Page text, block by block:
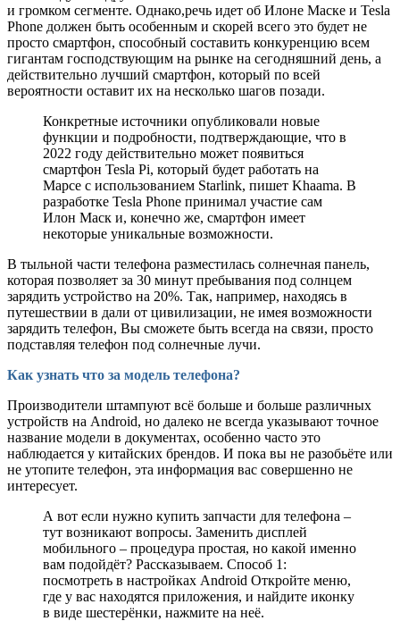
и громком сегменте. Однако,речь идет об Илоне Маске и Tesla
Phone должен быть особенным и скорей всего это будет не
просто смартфон, способный составить конкуренцию всем
гигантам господствующим на рынке на сегодняшний день, а
действительно лучший смартфон, который по всей
вероятности оставит их на несколько шагов позади.
Конкретные источники опубликовали новые
функции и подробности, подтверждающие, что в
2022 году действительно может появиться
смартфон Tesla Pi, который будет работать на
Марсе с использованием Starlink, пишет Khaama. В
разработке Tesla Phone принимал участие сам
Илон Маск и, конечно же, смартфон имеет
некоторые уникальные возможности.
В тыльной части телефона разместилась солнечная панель,
которая позволяет за 30 минут пребывания под солнцем
зарядить устройство на 20%. Так, например, находясь в
путешествии в дали от цивилизации, не имея возможности
зарядить телефон, Вы сможете быть всегда на связи, просто
подставляя телефон под солнечные лучи.
Как узнать что за модель телефона?
Производители штампуют всё больше и больше различных
устройств на Android, но далеко не всегда указывают точное
название модели в документах, особенно часто это
наблюдается у китайских брендов. И пока вы не разобьёте или
не утопите телефон, эта информация вас совершенно не
интересует.
А вот если нужно купить запчасти для телефона –
тут возникают вопросы. Заменить дисплей
мобильного – процедура простая, но какой именно
вам подойдёт? Рассказываем. Способ 1:
посмотреть в настройках Android Откройте меню,
где у вас находятся приложения, и найдите иконку
в виде шестерёнки, нажмите на неё.